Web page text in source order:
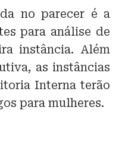
no parecer é a
para análise de
instância. Além
as instâncias
Interna terão
para mulheres.